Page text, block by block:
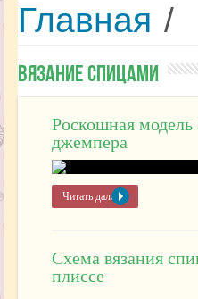
Главная /
Вязание спицами
Роскошная
джемпера
Читать далее »
Схема вязания
плиссе